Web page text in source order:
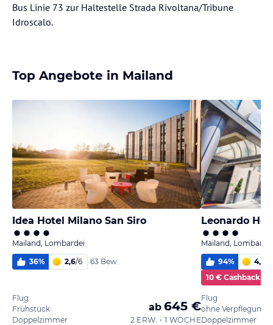
Bus Linie 73 zur Haltestelle Strada Rivoltana/Tribune
Idroscalo.
Top Angebote in Mailand
Idea Hotel Milano San Siro
Mailand, Lombardei
36% 2,6/6 63 Bew.
Flug
Frühstück
Doppelzimmer
ab 645 €
2 ERW. • 1 WOCHE
Leonardo
Mailand, Lombardei
94% 4,7
10 € Cashback
Flug
ohne Verpflegung
Doppelzimmer